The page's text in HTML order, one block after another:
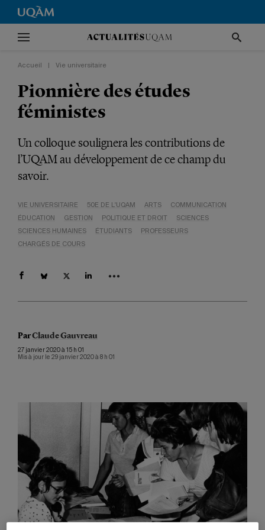
Accueil Vie universitaire
Pionnière des études
féministes
Un colloque soulignera les contributions de
l’UQAM au développement de ce champ du
savoir.
VIE UNIVERSITAIRE 50E DE L'UQAM ARTS
COMMUNICATION
ÉDUCATION
GESTION POLITIQUE ET DROIT
SCIENCES
SCIENCES HUMAINES
ÉTUDIANTS
PROFESSEURS
CHARGÉS DE COURS
ParClaude Gauvreau
27 janvier 2020 à 15 h 01
Mis à jour le 29 janvier 2020 à 8 h 01